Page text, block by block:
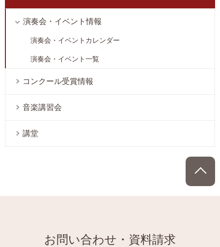
演奏会・イベント情報
演奏会・イベントカレンダー
演奏会・イベント一覧
コンクール受賞情報
音楽講習会
講堂
お問い合わせ・資料請求